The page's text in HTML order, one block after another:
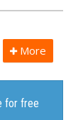
More